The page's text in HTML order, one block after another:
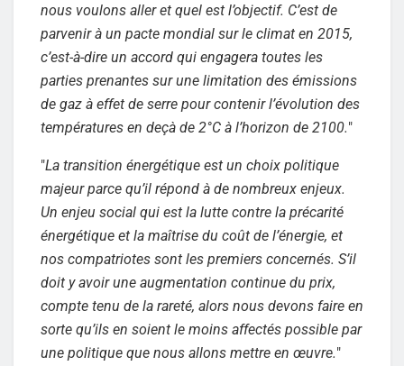
nous voulons aller et quel est l’objectif. C’est de
parvenir à un pacte mondial sur le climat en 2015,
c’est-à-dire un accord qui engagera toutes les
parties prenantes sur une limitation des émissions
de gaz à effet de serre pour contenir l’évolution des
températures en deçà de 2°C à l’horizon de 2100."
"La transition énergétique est un choix politique
majeur parce qu’il répond à de nombreux enjeux.
Un enjeu social qui est la lutte contre la précarité
énergétique et la maîtrise du coût de l’énergie, et
nos compatriotes sont les premiers concernés. S’il
doit y avoir une augmentation continue du prix,
compte tenu de la rareté, alors nous devons faire en
sorte qu’ils en soient le moins affectés possible par
une politique que nous allons mettre en œuvre."